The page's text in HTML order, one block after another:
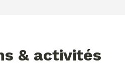
& activités